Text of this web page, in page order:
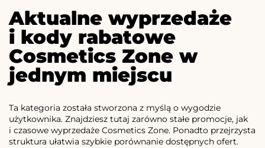
Aktualne wyprzedaże
i kody rabatowe
Cosmetics Zone w
jednym miejscu
Ta kategoria została stworzona z myślą o wygodzie
użytkownika. Znajdziesz tutaj zarówno stałe promocje, jak
i czasowe wyprzedaże Cosmetics Zone. Ponadto przejrzysta
struktura ułatwia szybkie porównanie dostępnych ofert.